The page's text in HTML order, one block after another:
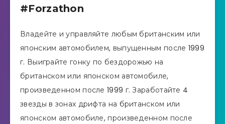
#Forzathon
Владейте и управляйте любым британским или
японским автомобилем, выпущенным после 1999
г. Выиграйте гонку по бездорожью на
британском или японском автомобиле,
произведенном после 1999 г. Заработайте 4
звезды в зонах дрифта на британском или
японском автомобиле, произведенном после